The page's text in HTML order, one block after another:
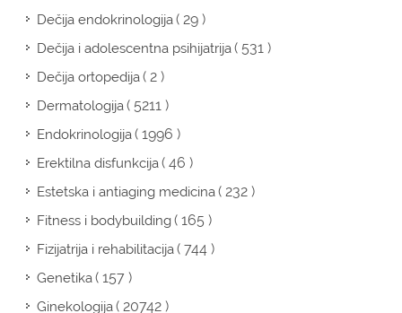
Dečija endokrinologija( 29 )
Dečija i adolescentna psihijatrija( 531 )
Dečija ortopedija( 2 )
Dermatologija( 5211 )
Endokrinologija( 1996 )
Erektilna disfunkcija( 46 )
Estetska i antiaging medicina( 232 )
Fitness i bodybuilding( 165 )
Fizijatrija i rehabilitacija( 744 )
Genetika( 157 )
Ginekologija( 20742 )